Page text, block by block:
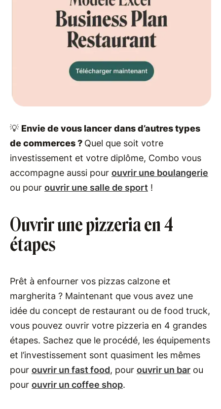
💡 Envie de vous lancer dans d’autres types
de commerces ? Quel que soit votre
investissement et votre diplôme, Combo vous
accompagne aussi pour ouvrir une boulangerie
ou pour ouvrir une salle de sport !
Ouvrir une pizzeria en 4
étapes
Prêt à enfourner vos pizzas calzone et
margherita ? Maintenant que vous avez une
idée du concept de restaurant ou de food truck,
vous pouvez ouvrir votre pizzeria en 4 grandes
étapes. Sachez que le procédé, les équipements
et l’investissement sont quasiment les mêmes
pour ouvrir un fast food, pour ouvrir un bar ou
pour ouvrir un coffee shop.